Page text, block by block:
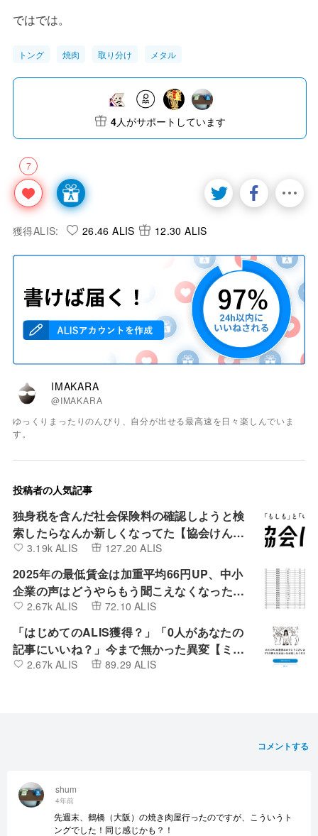
ではでは。
トング 焼肉 取り分け メタル
7
4人がサポートしています
獲得ALIS: 26.46 ALIS 12.30 ALIS
IMAKARA
@IMAKARA
ゆっくりまったりのんびり、自分が出せる最高速を日々楽しんでいま
す。
投稿者の人気記事
独身税を含んだ社会保険料の確認しようと検
索したらなんか新しくなってた【協会けん
ぽ】3.19k ALIS 127.20 ALIS
2025年の最低賃金は加重平均66円UP、中小
企業の声はどうやらもう聞こえなくなったよ
うです。
2.67k ALIS 72.10 ALIS
「はじめてのALIS獲得？」「0人があなたの
記事にいいね？」今まで無かった異変【ミン
カブIR】
2.67k ALIS 89.29 ALIS
コメントする
shum
4年前
先週末、鶴橋（大阪）の焼き肉屋行ったのですが、こういうト
ングでした！同じ感じかも？！